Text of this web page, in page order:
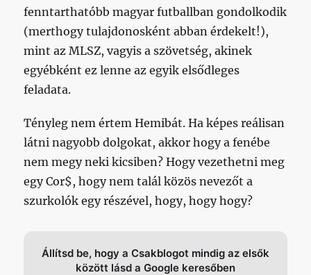
fenntarthatóbb magyar futballban gondolkodik
(merthogy tulajdonosként abban érdekelt!),
mint az MLSZ, vagyis a szövetség, akinek
egyébként ez lenne az egyik elsődleges
feladata.
Tényleg nem értem Hemibát. Ha képes reálisan
látni nagyobb dolgokat, akkor hogy a fenébe
nem megy neki kicsiben? Hogy vezethetni meg
egy Cor$, hogy nem talál közös nevezőt a
szurkolók egy részével, hogy, hogy hogy?
Állítsd be, hogy a Csakblogot mindig az elsők
között lásd a Google keresőben